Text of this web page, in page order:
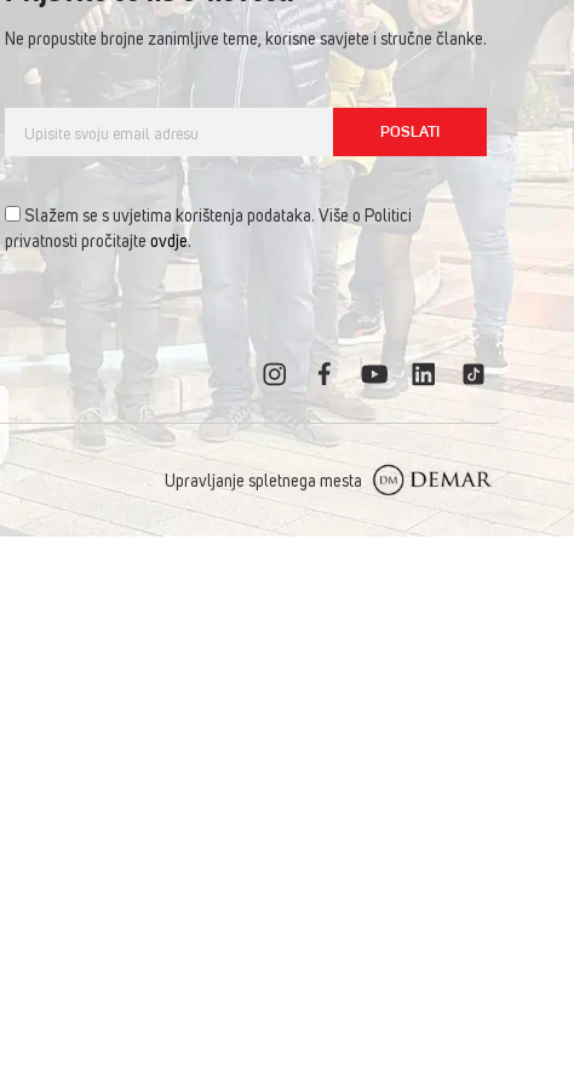
Ne propustite brojne zanimljive teme, korisne savjete i stručne članke.
Slažem se s uvjetima korištenja podataka. Više o Politici
privatnosti pročitajte ovdje.
Upravljanje spletnega mesta